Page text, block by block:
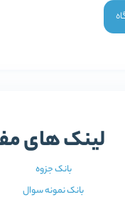
لینک های
بانک جزوه
بانک نمونه سوال